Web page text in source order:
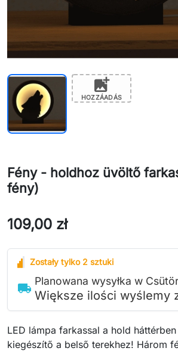
add_photo_alternate
HOZZÁADÁS
Fény - holdhoz üvöltő
fény)
109,00 zł
Zostały tylko 2 sztuki
local_shipping
Planowana wysyłka w
Większe ilości wyślemy
LED lámpa farkassal a hold
kiegészítő a belső terekhez! Három